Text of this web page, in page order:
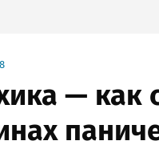
— как